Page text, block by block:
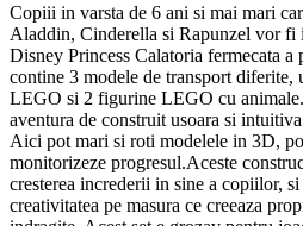
Copiii in varsta de 6 ani si mai mari
Aladdin, Cinderella si Rapunzel vor fi
Disney Princess Calatoria fermecata a
contine 3 modele de transport diferite,
LEGO si 2 figurine LEGO cu
aventura de construit usoara si
Aici pot mari si roti modelele in 3D,
monitorizeze progresul.Aceste
cresterea increderii in sine a copiilor,
creativitatea pe masura ce creeaza